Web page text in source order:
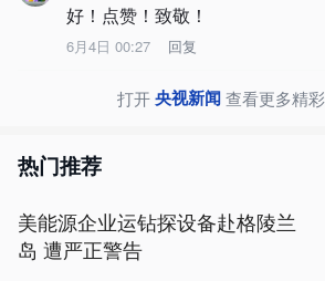
好！点赞！致敬！
6月4日 00:27 回复
打开央视新闻查看更多精
热门推荐
美能源企业运钻探设备赴格陵兰
岛 遭严正警告